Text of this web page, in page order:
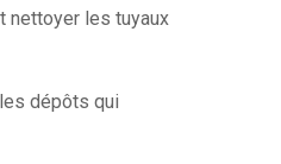
nettoyer les tuyaux
dépôts qui